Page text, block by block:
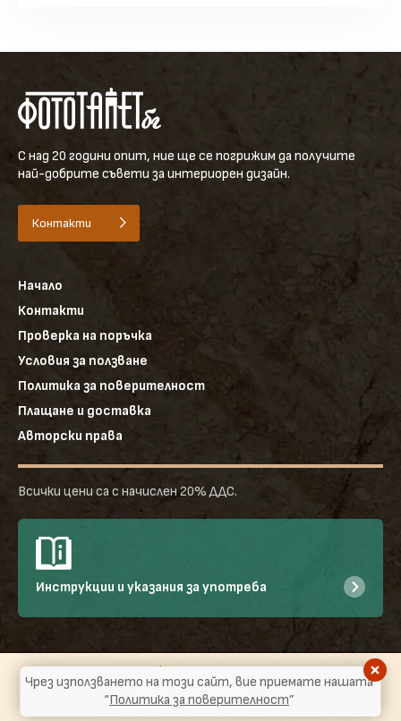
С над 20 години опит, ние ще се погрижим да получите
най-добрите съвети за интериорен дизайн.
Контакти
Начало
Контакти
Проверка на поръчка
Условия за ползване
Политика за поверителност
Плащане и доставка
Авторски права
Всички цени са с начислен 20% ДДС.
Инструкции и указания за употреба
©2026ФОТОТАПЕТ.БГ | Евродекор Бургас ООД - Всички права
запазени!
Уебсайт отWEBART.BG
Чрез използването на този сайт, вие приемате нашата
“Политика за поверителност”